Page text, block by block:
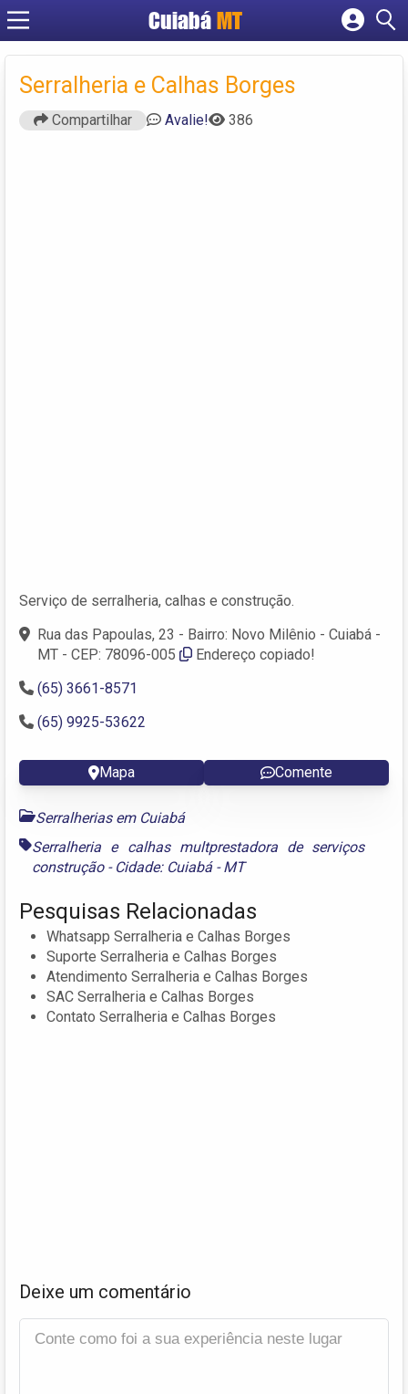
Cuiabá MT
Cadastrar empresa
Criar conta
Serralheria e Calhas Borges
Compartilhar Avalie! 386
Serviço de serralheria, calhas e construção.
Rua das Papoulas, 23 - Bairro: Novo Milênio - Cuiabá -
MT - CEP: 78096-005
Endereço copiado!
(65) 3661-8571
(65) 9925-53622
Mapa Comente
Serralherias em Cuiabá
Serralheria e calhas multprestadora de serviços
construção - Cidade: Cuiabá - MT
Pesquisas Relacionadas
Whatsapp Serralheria e Calhas Borges
Suporte Serralheria e Calhas Borges
Atendimento Serralheria e Calhas Borges
SAC Serralheria e Calhas Borges
Contato Serralheria e Calhas Borges
Deixe um comentário